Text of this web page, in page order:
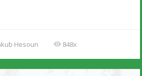
Hesoun 848x